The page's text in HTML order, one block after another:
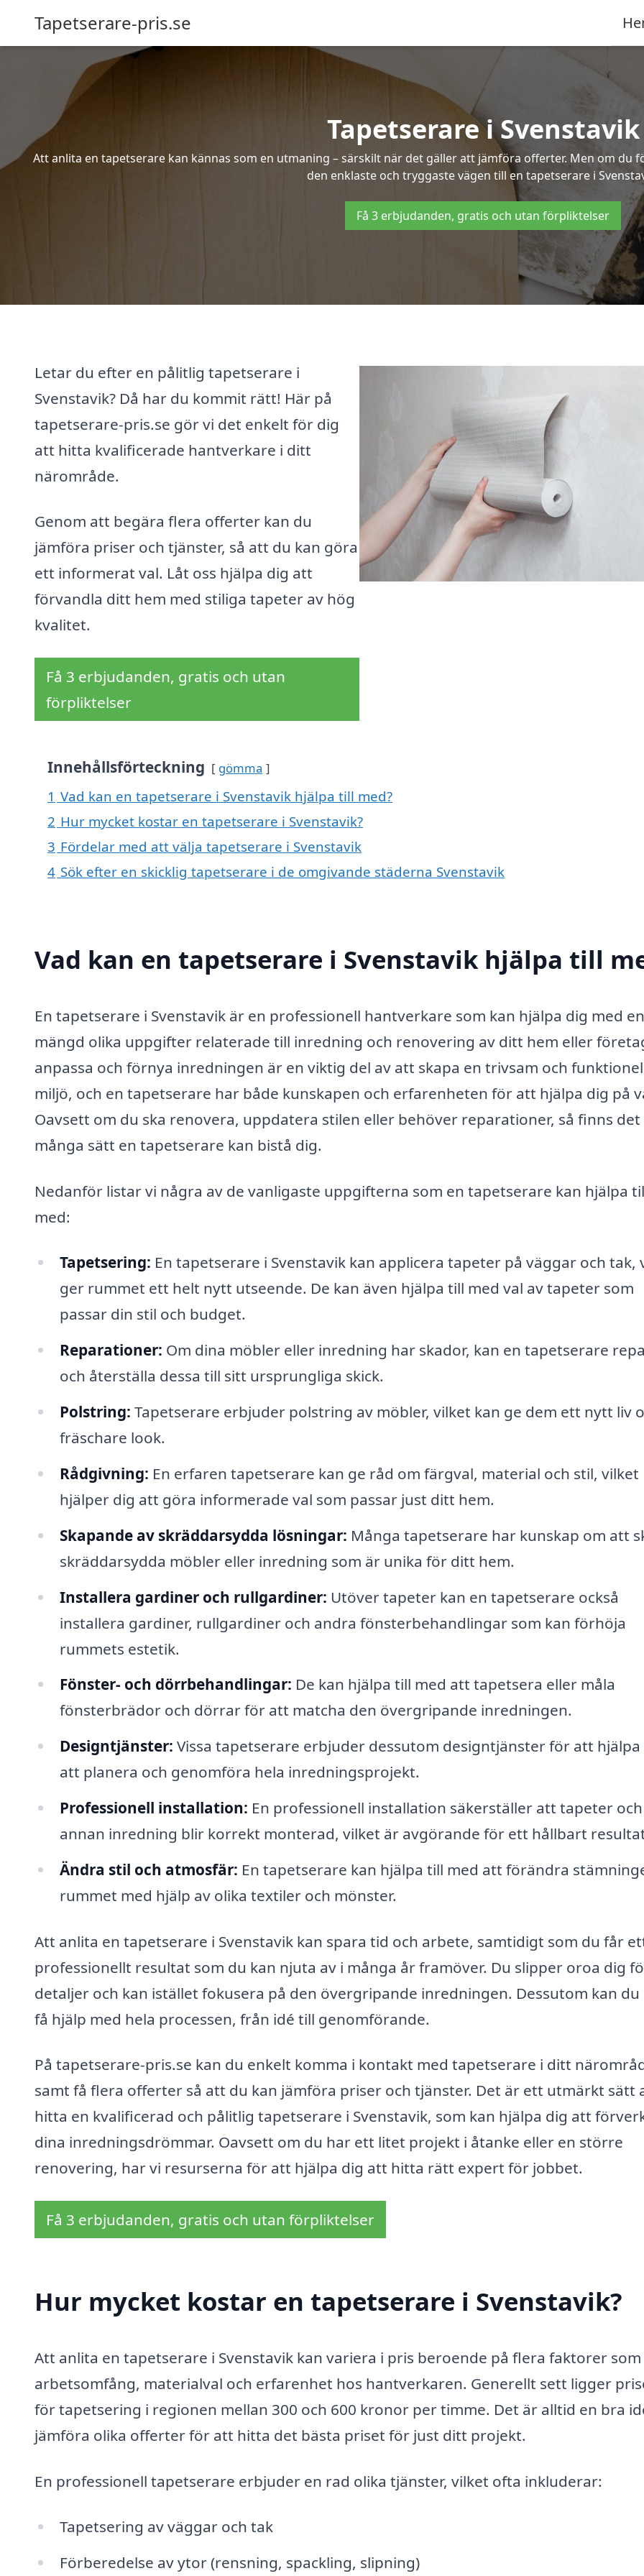
Tapetserare-pris.se
Tapetserare i Svenstavik
Att anlita en tapetserare kan kännas som en utmaning – särskilt när det gäller att jämföra offerter. Men om
den enklaste och tryggaste vägen till en tapetserare i
Få 3 erbjudanden, gratis och utan förpliktelser
Letar du efter en pålitlig tapetserare i
Svenstavik? Då har du kommit rätt! Här på
tapetserare-pris.se gör vi det enkelt för dig
att hitta kvalificerade hantverkare i ditt
närområde.
Genom att begära flera offerter kan du
jämföra priser och tjänster, så att du kan göra
ett informerat val. Låt oss hjälpa dig att
förvandla ditt hem med stiliga tapeter av hög
kvalitet.
Få 3 erbjudanden, gratis och utan
förpliktelser
Innehållsförteckning gömma
1 Vad kan en tapetserare i Svenstavik hjälpa till med?
2 Hur mycket kostar en tapetserare i Svenstavik?
3 Fördelar med att välja tapetserare i Svenstavik
4 Sök efter en skicklig tapetserare i de omgivande städerna Svenstavik
Vad kan en tapetserare i Svenstavik hjälpa till
En tapetserare i Svenstavik är en professionell hantverkare som kan hjälpa dig med en
mängd olika uppgifter relaterade till inredning och renovering av ditt hem eller
anpassa och förnya inredningen är en viktig del av att skapa en trivsam och
miljö, och en tapetserare har både kunskapen och erfarenheten för att hjälpa dig på
Oavsett om du ska renovera, uppdatera stilen eller behöver reparationer, så finns det
många sätt en tapetserare kan bistå dig.
Nedanför listar vi några av de vanligaste uppgifterna som en tapetserare kan hjälpa
med:
Tapetsering: En tapetserare i Svenstavik kan applicera tapeter på väggar och tak,
ger rummet ett helt nytt utseende. De kan även hjälpa till med val av tapeter som
passar din stil och budget.
Reparationer: Om dina möbler eller inredning har skador, kan en tapetserare
och återställa dessa till sitt ursprungliga skick.
Polstring: Tapetserare erbjuder polstring av möbler, vilket kan ge dem ett nytt liv
fräschare look.
Rådgivning: En erfaren tapetserare kan ge råd om färgval, material och stil, vilket
hjälper dig att göra informerade val som passar just ditt hem.
Skapande av skräddarsydda lösningar: Många tapetserare har kunskap om att
skräddarsydda möbler eller inredning som är unika för ditt hem.
Installera gardiner och rullgardiner: Utöver tapeter kan en tapetserare också
installera gardiner, rullgardiner och andra fönsterbehandlingar som kan förhöja
rummets estetik.
Fönster- och dörrbehandlingar: De kan hjälpa till med att tapetsera eller måla
fönsterbrädor och dörrar för att matcha den övergripande inredningen.
Designtjänster: Vissa tapetserare erbjuder dessutom designtjänster för att
att planera och genomföra hela inredningsprojekt.
Professionell installation: En professionell installation säkerställer att tapeter och
annan inredning blir korrekt monterad, vilket är avgörande för ett hållbart
Ändra stil och atmosfär: En tapetserare kan hjälpa till med att förändra
rummet med hjälp av olika textiler och mönster.
Att anlita en tapetserare i Svenstavik kan spara tid och arbete, samtidigt som du får
professionellt resultat som du kan njuta av i många år framöver. Du slipper oroa dig
detaljer och kan istället fokusera på den övergripande inredningen. Dessutom kan
få hjälp med hela processen, från idé till genomförande.
På tapetserare-pris.se kan du enkelt komma i kontakt med tapetserare i ditt
samt få flera offerter så att du kan jämföra priser och tjänster. Det är ett utmärkt sätt
hitta en kvalificerad och pålitlig tapetserare i Svenstavik, som kan hjälpa dig att
dina inredningsdrömmar. Oavsett om du har ett litet projekt i åtanke eller en större
renovering, har vi resurserna för att hjälpa dig att hitta rätt expert för jobbet.
Få 3 erbjudanden, gratis och utan förpliktelser
Hur mycket kostar en tapetserare i Svenstavik?
Att anlita en tapetserare i Svenstavik kan variera i pris beroende på flera faktorer som
arbetsomfång, materialval och erfarenhet hos hantverkaren. Generellt sett ligger
för tapetsering i regionen mellan 300 och 600 kronor per timme. Det är alltid en bra
jämföra olika offerter för att hitta det bästa priset för just ditt projekt.
En professionell tapetserare erbjuder en rad olika tjänster, vilket ofta inkluderar:
Tapetsering av väggar och tak
Förberedelse av ytor (rensning, spackling, slipning)